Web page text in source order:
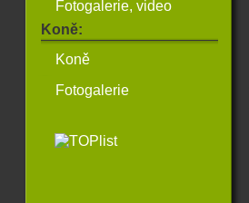
Fotogalerie, video
Koně:
Koně
Fotogalerie